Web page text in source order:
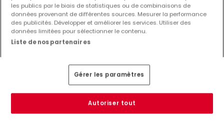
450 000 €
les publics par le biais de statistiques ou de combinaisons de
données provenant de différentes sources. Mesurer la performance
des publicités. Développer et améliorer les services. Utiliser des
données limitées pour sélectionner le contenu.
Liste de nos partenaires
Gérer les paramètres
Autoriser tout